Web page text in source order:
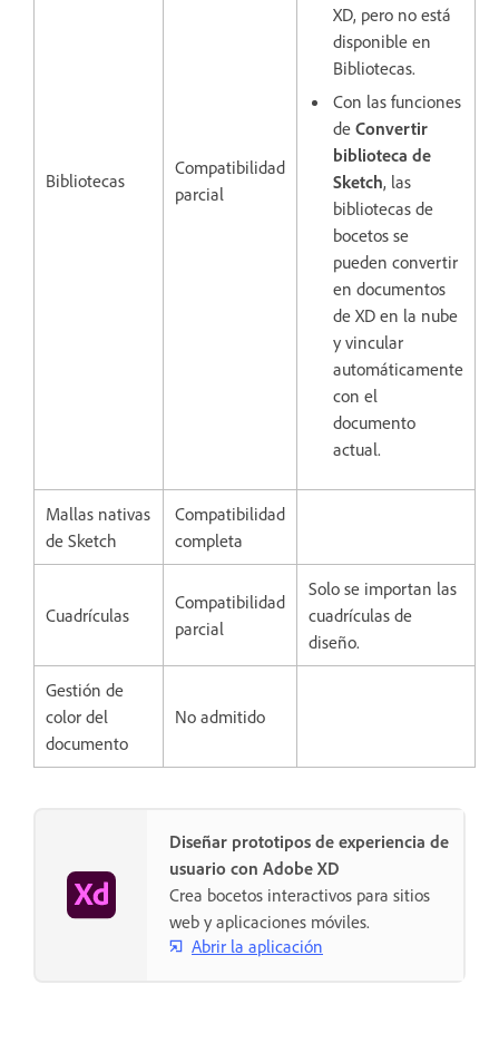
Bibliotecas
Compatibilidad
parcial
XD, pero no está
disponible en
Bibliotecas.
Con las funciones
de Convertir
biblioteca de
Sketch, las
bibliotecas de
bocetos se
pueden convertir
en documentos
de XD en la nube
y vincular
automáticamente
con el
documento
actual.
Mallas nativas
de Sketch
Compatibilidad
completa
Cuadrículas
Compatibilidad
parcial
Solo se importan las
cuadrículas de
diseño.
Gestión de
color del
documento
No admitido
Diseñar prototipos de experiencia de
usuario con Adobe XD
Crea bocetos interactivos para sitios
web y aplicaciones móviles.
Abrir la aplicación